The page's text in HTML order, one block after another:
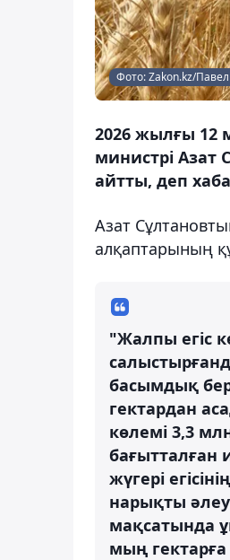
Фото: Zakon.kz/
2026 жылғы 12
министрі Азат
айтты, деп
Азат
алқаптарының
"Жалпы егіс
басымдық
гектардан
көлемі 3,3
бағытталған
жүгері
нарықты
мақсатында
мың